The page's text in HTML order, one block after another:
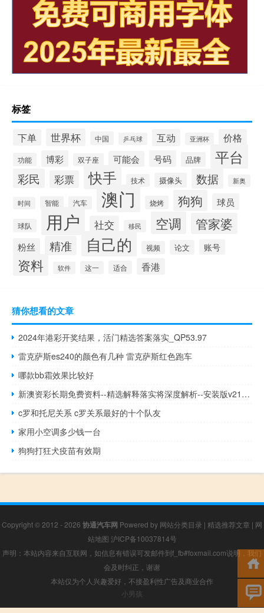
标签
下单 世界杯 中国 乒乓球 互动 亚洲杯 价格
功能 博彩 双子座 可能会 号码 品牌 平台
彩民 彩票 快手 技术 摄像头 数据 新奥
时间 智能 汽车 澳门 烧烤 狗狗 球员
球队 用户 社交 移民 空调 管家婆
粉丝 精准 自己的 视频 论文 账号
资料 软件 这一 适合 香港
猜你想看的文章
2024年港彩开奖结果，活门精选答案落实_QP53.97
雷克萨斯es240的颜色有几种 雷克萨斯红色跑车
哪款bb霜效果比较好
新澳资彩长期免费资料--精选解释落实将深度解析--安装版v217.279
c罗和托尼关系 c罗关系最好的十个队友
家用小空调多少钱一台
狗狗打狂犬疫苗有效期
Copyright © 2012 - 2026 协通汽车网 Powered by 网站分类目录 | 精选推荐文章 | 网
站地图 沪ICP备10037814号
声明：本站内容来自互联网，如信息有错误可发邮件到f_fb#foxmail.com说明，我们
会及时纠正，谢谢
本站仅为个人兴趣爱好，不接盈利性广告及商业合作
小男孩